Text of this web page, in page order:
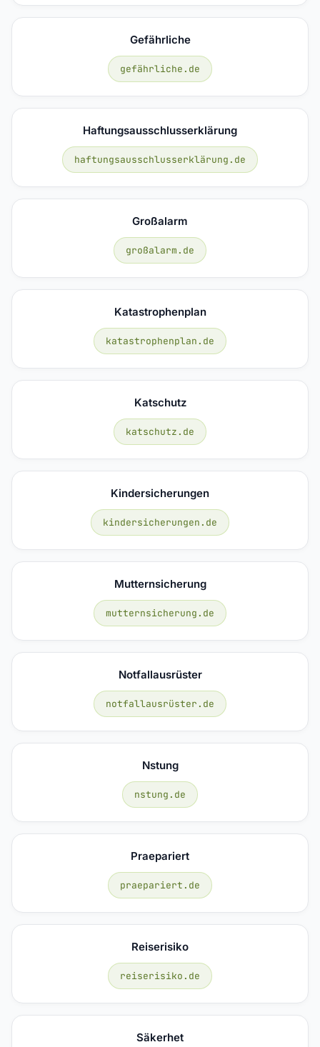
Gefährliche
gefährliche.de
Haftungsausschlusserklärung
haftungsausschlusserklärung.de
Großalarm
großalarm.de
Katastrophenplan
katastrophenplan.de
Katschutz
katschutz.de
Kindersicherungen
kindersicherungen.de
Mutternsicherung
mutternsicherung.de
Notfallausrüster
notfallausrüster.de
Nstung
nstung.de
Praepariert
praepariert.de
Reiserisiko
reiserisiko.de
Säkerhet